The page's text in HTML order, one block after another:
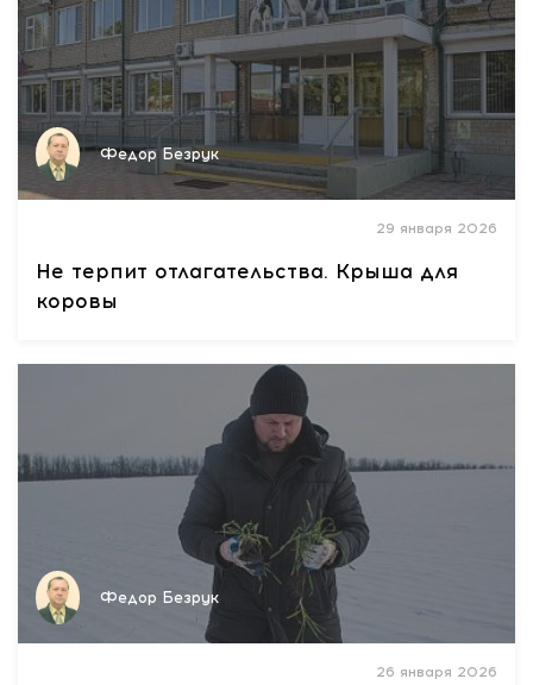
Федор Безрук
29 января 2026
Не терпит отлагательства. Крыша для
коровы
Федор Безрук
26 января 2026